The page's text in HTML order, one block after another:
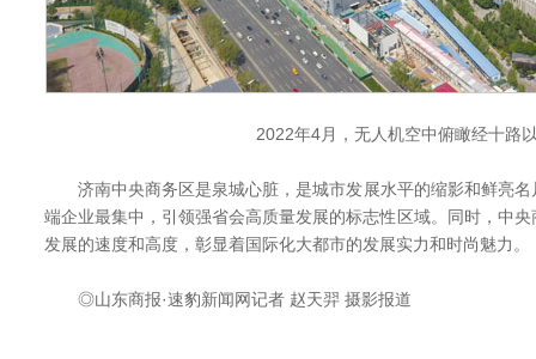
2022年4月，无人机空中俯瞰经十路
济南中央商务区是泉城心脏，是城市发展水平的缩影和鲜亮名
端企业最集中，引领强省会高质量发展的标志性区域。同时，中
发展的速度和高度，彰显着国际化大都市的发展实力和时尚魅力。
◎山东商报·速豹新闻网记者 赵天羿 摄影报道